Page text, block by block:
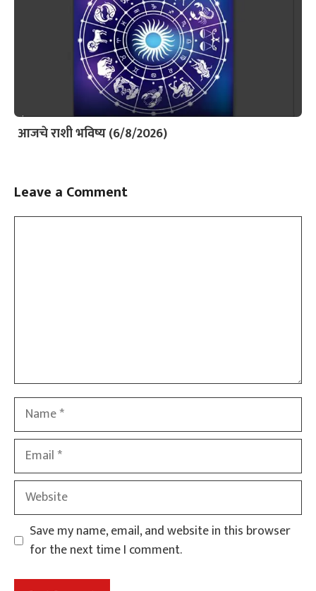
आजचे राशी भविष्य (6/8/2026)
Leave a Comment
Name
Email
Website
Save my name, email, and website in this browser
for the next time I comment.